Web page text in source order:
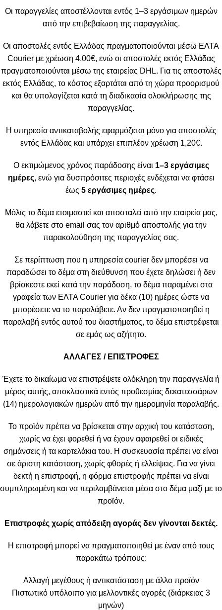
Οι παραγγελίες αποστέλλονται εντός 1–3 εργάσιμων ημερών
από την επιβεβαίωση της παραγγελίας.
Οι αποστολές εντός Ελλάδας πραγματοποιούνται μέσω ΕΛΤΑ
Courier με χρέωση 4,00€, ενώ οι αποστολές εκτός Ελλάδας
πραγματοποιούνται μέσω της εταιρείας DHL. Για τις αποστολές
εκτός Ελλάδας, το κόστος εξαρτάται από τη χώρα προορισμού
και θα υπολογίζεται κατά τη διαδικασία ολοκλήρωσης της
παραγγελίας.
Η υπηρεσία αντικαταβολής εφαρμόζεται μόνο για αποστολές
εντός Ελλάδας και υπάρχει επιπλέον χρέωση 1,20€.
Ο εκτιμώμενος χρόνος παράδοσης είναι 1–3 εργάσιμες
ημέρες, ενώ για δυσπρόσιτες περιοχές ενδέχεται να φτάσει
έως 5 εργάσιμες ημέρες.
Μόλις το δέμα ετοιμαστεί και αποσταλεί από την εταιρεία μας,
θα λάβετε στο email σας τον αριθμό αποστολής για την
παρακολούθηση της παραγγελίας σας.
Σε περίπτωση που η υπηρεσία courier δεν μπορέσει να
παραδώσει το δέμα στη διεύθυνση που έχετε δηλώσει ή δεν
βρίσκεστε εκεί κατά την παράδοση, το δέμα παραμένει στα
γραφεία των ΕΛΤΑ Courier για δέκα (10) ημέρες ώστε να
μπορέσετε να το παραλάβετε. Αν δεν πραγματοποιηθεί η
παραλαβή εντός αυτού του διαστήματος, το δέμα επιστρέφεται
σε εμάς ως αζήτητο.
ΑΛΛΑΓΕΣ / ΕΠΙΣΤΡΟΦΕΣ
Έχετε το δικαίωμα να επιστρέψετε ολόκληρη την παραγγελία ή
μέρος αυτής, αποκλειστικά εντός προθεσμίας δεκατεσσάρων
(14) ημερολογιακών ημερών από την ημερομηνία παραλαβής.
Το προϊόν πρέπει να βρίσκεται στην αρχική του κατάσταση,
χωρίς να έχει φορεθεί ή να έχουν αφαιρεθεί οι ειδικές
σημάνσεις ή τα καρτελάκια του. Η συσκευασία πρέπει να είναι
σε άριστη κατάσταση, χωρίς φθορές ή ελλείψεις. Για να γίνει
δεκτή η επιστροφή, η φόρμα επιστροφής πρέπει να είναι
συμπληρωμένη και να περιλαμβάνεται μέσα στο δέμα μαζί με το
προϊόν.
Επιστροφές χωρίς απόδειξη αγοράς δεν γίνονται δεκτές.
Η επιστροφή μπορεί να πραγματοποιηθεί με έναν από τους
παρακάτω τρόπους:
Αλλαγή μεγέθους ή αντικατάσταση με άλλο προϊόν
Πιστωτικό υπόλοιπο για μελλοντικές αγορές (διάρκειας 3
μηνών)